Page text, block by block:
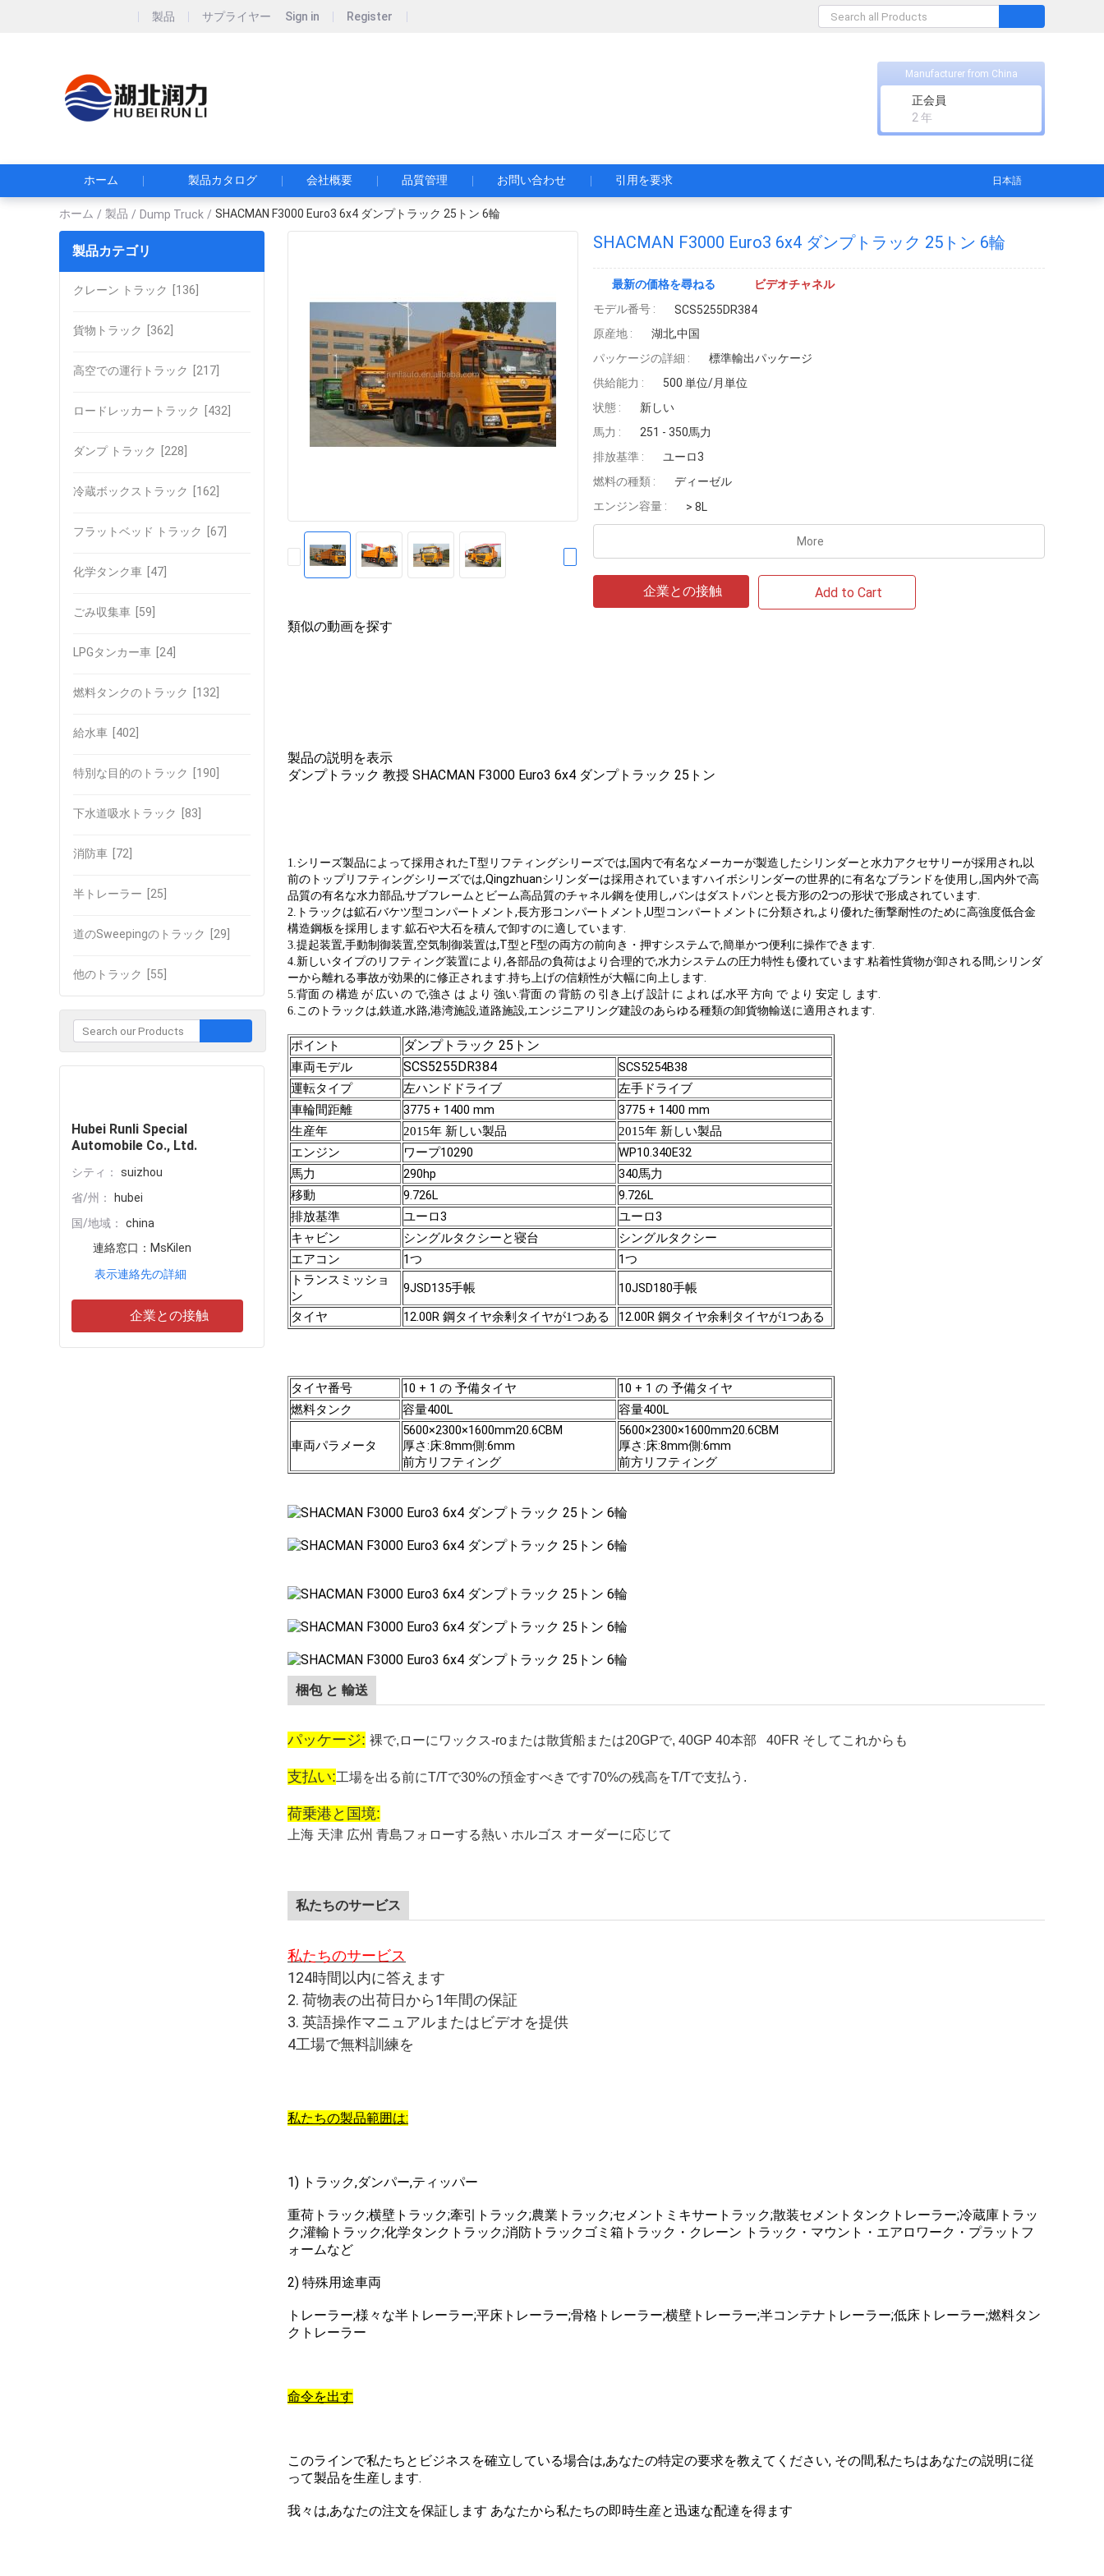
製品 サプライヤー Sign in Register
Manufacturer from China
正会員
2 年
ホーム 製品カタログ 会社概要 品質管理 お問い合わせ 引用を要求 日本語
ホーム / 製品 / Dump Truck / SHACMAN F3000 Euro3 6x4 ダンプトラック 25トン 6輪
製品カテゴリ
クレーン トラック [136]
貨物トラック [362]
高空での運行トラック [217]
ロードレッカートラック [432]
ダンプ トラック [228]
冷蔵ボックストラック [162]
フラットベッド トラック [67]
化学タンク車 [47]
ごみ収集車 [59]
LPGタンカー車 [24]
燃料タンクのトラック [132]
給水車 [402]
特別な目的のトラック [190]
下水道吸水トラック [83]
消防車 [72]
半トレーラー [25]
道のSweepingのトラック [29]
他のトラック [55]
Hubei Runli Special
Automobile Co., Ltd.
シティ：
suizhou
省/州：
hubei
国/地域：
china
連絡窓口： MsKilen
表示連絡先の詳細
企業との接触
SHACMAN F3000 Euro3 6x4 ダンプトラック 25トン 6輪
最新の価格を尋ねる
ビデオチャネル
モデル番号 :
SCS5255DR384
原産地 :
湖北,中国
パッケージの詳細 :
標準輸出パッケージ
供給能力 :
500 単位/月単位
状態 :
新しい
馬力 :
251 - 350馬力
排放基準 :
ユーロ3
燃料の種類 :
ディーゼル
エンジン容量 :
> 8L
More
企業との接触 Add to Cart
類似の動画を探す
製品の説明を表示
ダンプトラック 教授 SHACMAN F3000 Euro3 6x4 ダンプトラック 25トン
1.シリーズ製品によって採用されたT型リフティングシリーズでは,国内で有名なメーカーが製造したシリンダーと水力アクセサリーが採用され,以
前のトップリフティングシリーズでは,Qingzhuanシリンダーは採用されていますハイボシリンダーの世界的に有名なブランドを使用し,国内外で高
品質の有名な水力部品,サブフレームと ビーム高品質のチャネル鋼を使用し,バンはダストパンと長方形の2つの形状で形成されています.
2. トラックは鉱石バケツ型コンパートメント,長方形コンパートメント,U型コンパートメントに分類され,より優れた衝撃耐性のために高強度低合金
構造鋼板を採用します.鉱石や大石を積んで卸すのに適しています.
3.提起装置,手動制御装置,空気制御装置は,T型とF型の両方の前向き・押すシステムで,簡単かつ便利に操作できます.
4.新しいタイプのリフティング装置により,各部品の負荷はより合理的で,水力システムの圧力特性も優れています.粘着性貨物が卸される間,シリンダ
ーから離れる事故が効果的に修正されます.持ち上げの信頼性が大幅に向上します.
5.背面 の 構造 が 広い の で,強さ は より 強い.背面 の 背筋 の 引き上げ 設計 に よれ ば,水平 方向 で より 安定 し ます.
6. このトラックは,鉄道,水路,港湾施設,道路施設,エンジニアリング建設のあらゆる種類の卸貨物輸送に適用されます.
ポイント ダンプトラック 25トン
車両モデル SCS5255DR384 SCS5254B38
運転タイプ 左ハンドドライブ
左手ドライブ
車輪間距離
3775 + 1400 mm 3775 + 1400 mm
生産年 2015年 新しい製品
2015年 新しい製品
エンジン
ワープ10290
WP10.340E32
馬力
290hp 340馬力
移動 9.726L
9.726L
排放基準
ユーロ3 ユーロ3
キャビン シングルタクシーと寝台
シングルタクシー
エアコン
1つ 1つ
トランスミッショ
ン
9JSD135手帳 10JSD180手帳
タイヤ 12.00R 鋼タイヤ余剰タイヤが1つある 12.00R 鋼タイヤ余剰タイヤが1つある
タイヤ番号 10 + 1 の 予備タイヤ
10 + 1 の 予備タイヤ
燃料タンク
容量400L 容量400L
車両パラメータ
5600×2300×1600mm20.6CBM
厚さ:床:8mm側:6mm
前方リフティング
5600×2300×1600mm20.6CBM
厚さ:床:8mm側:6mm
前方リフティング
梱包 と 輸送
パッケージ: 裸で,ローにワックス-roまたは散貨船または20GPで, 40GP 40本部 40FR そしてこれからも
支払い:工場を出る前にT/Tで30%の預金すべきです70%の残高をT/Tで支払う.
荷乗港と国境:
上海 天津 広州 青島フォローする熱い ホルゴス オーダーに応じて
私たちのサービス
私たちのサービス
124時間以内に答えます
2. 荷物表の出荷日から1年間の保証
3. 英語操作マニュアルまたはビデオを提供
4工場で無料訓練を
私たちの製品範囲は:
1) トラック,ダンパー,ティッパー
重荷トラック;横壁トラック;牽引トラック;農業トラック;セメントミキサートラック;散装セメントタンクトレーラー;冷蔵庫トラッ
ク;灌輸トラック;化学タンクトラック;消防トラックゴミ箱トラック・クレーン トラック・マウント・エアロワーク・プラットフ
ォームなど
2) 特殊用途車両
トレーラー;様々な半トレーラー;平床トレーラー;骨格トレーラー;横壁トレーラー;半コンテナトレーラー;低床トレーラー;燃料タン
クトレーラー
命令を出す
このラインで私たちとビジネスを確立している場合は,あなたの特定の要求を教えてください, その間,私たちはあなたの説明に従
って製品を生産します.
我々は,あなたの注文を保証します あなたから私たちの即時生産と迅速な配達を得ます